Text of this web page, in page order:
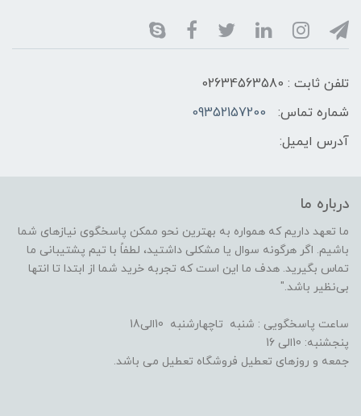
تلفن ثابت : 02634563580
شماره تماس:
09352157200
آدرس ایمیل:
درباره ما
ما تعهد داریم که همواره به بهترین نحو ممکن پاسخگوی نیازهای شما
باشیم. اگر هرگونه سوال یا مشکلی داشتید، لطفاً با تیم پشتیبانی ما
تماس بگیرید. هدف ما این است که تجربه خرید شما از ابتدا تا انتها
بی‌نظیر باشد."
ساعت پاسخگویی : شنبه تاچهارشنبه 10الی18
پنجشنبه: 10الی 16
جمعه و روزهای تعطیل فروشگاه تعطیل می باشد.